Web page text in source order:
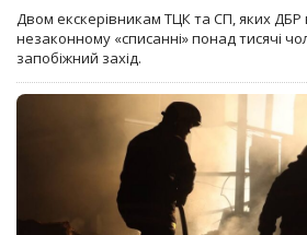
Двом екскерівникам ТЦК та СП, яких ДБР
незаконному «списанні» понад тисячі
запобіжний захід.